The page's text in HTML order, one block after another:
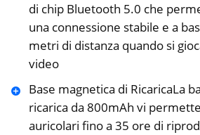
di chip Bluetooth 5.0 che
una connessione stabile e a
metri di distanza quando si
video
Base magnetica di RicaricaLa
ricarica da 800mAh vi
auricolari fino a 35 ore di